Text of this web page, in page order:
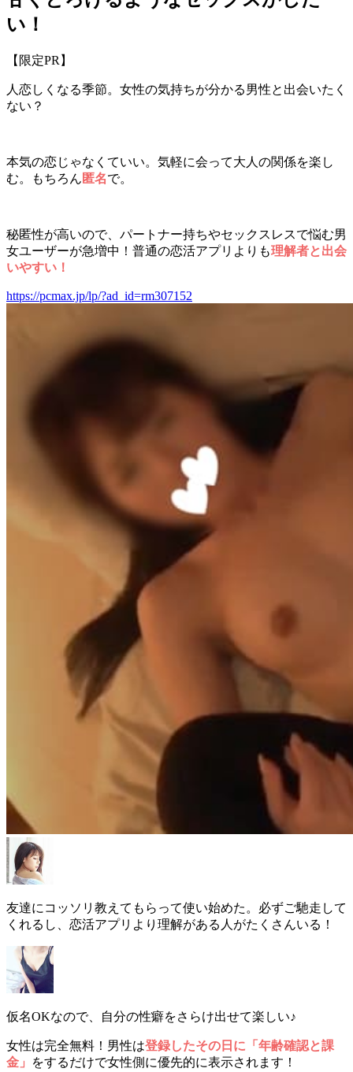
い！
【限定PR】
人恋しくなる季節。女性の気持ちが分かる男性と出会いたく
ない？
本気の恋じゃなくていい。気軽に会って大人の関係を楽し
む。もちろん匿名で。
秘匿性が高いので、パートナー持ちやセックスレスで悩む男
女ユーザーが急増中！普通の恋活アプリよりも理解者と出会
いやすい！
https://pcmax.jp/lp/?ad_id=rm307152
友達にコッソリ教えてもらって使い始めた。必ずご馳走して
くれるし、恋活アプリより理解がある人がたくさんいる！
仮名OKなので、自分の性癖をさらけ出せて楽しい♪
女性は完全無料！男性は登録したその日に「年齢確認と課
金」
をするだけで女性側に優先的に表示されます！